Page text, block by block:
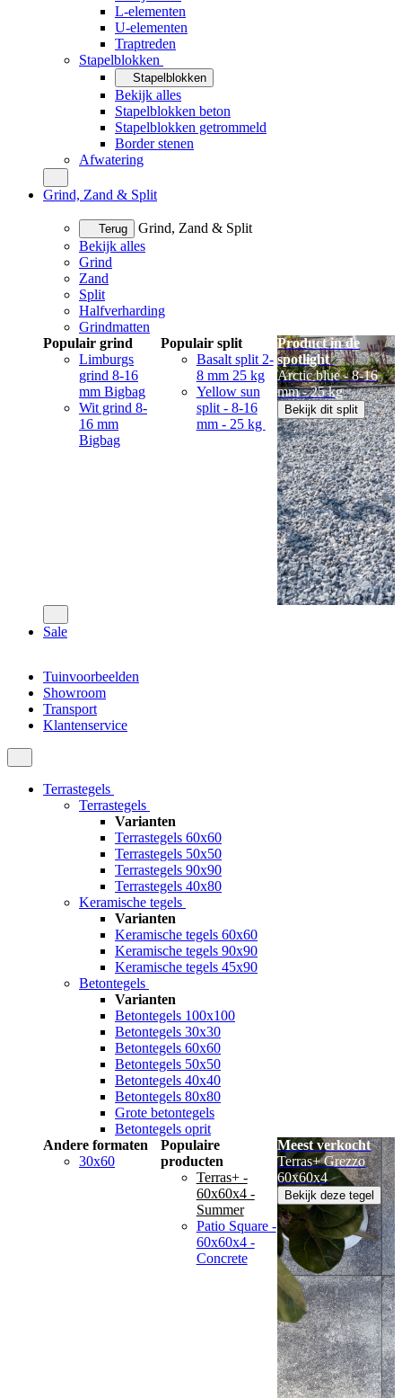
L-elementen
U-elementen
Traptreden
Stapelblokken
Stapelblokken
Bekijk alles
Stapelblokken beton
Stapelblokken getrommeld
Border stenen
Afwatering
Grind, Zand & Split
Terug
Grind, Zand & Split
Bekijk alles
Grind
Zand
Split
Halfverharding
Grindmatten
Populair grind
Limburgs
grind 8-16
mm Bigbag
Wit grind 8-
16 mm
Bigbag
Populair split
Basalt split 2-
8 mm 25 kg
Yellow sun
split - 8-16
mm - 25 kg
Product in de
spotlight
Arctic blue - 8-16
mm - 25 kg
Bekijk dit split
Sale
Tuinvoorbeelden
Showroom
Transport
Klantenservice
Terrastegels
Terrastegels
Varianten
Terrastegels 60x60
Terrastegels 50x50
Terrastegels 90x90
Terrastegels 40x80
Keramische tegels
Varianten
Keramische tegels 60x60
Keramische tegels 90x90
Keramische tegels 45x90
Betontegels
Varianten
Betontegels 100x100
Betontegels 30x30
Betontegels 60x60
Betontegels 50x50
Betontegels 40x40
Betontegels 80x80
Grote betontegels
Betontegels oprit
Andere formaten
30x60
Populaire
producten
Terras+ -
60x60x4 -
Summer
Patio Square -
60x60x4 -
Concrete
Meest verkocht
Terras+ Grezzo
60x60x4
Bekijk deze tegel